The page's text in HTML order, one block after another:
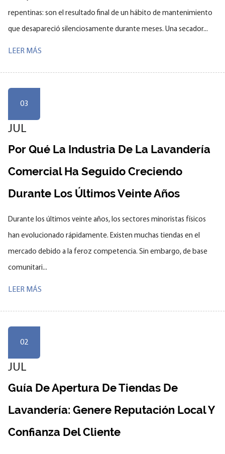
repentinas: son el resultado final de un hábito de mantenimiento
que desapareció silenciosamente durante meses. Una secador...
LEER MÁS
03
JUL
Por Qué La Industria De La Lavandería
Comercial Ha Seguido Creciendo
Durante Los Últimos Veinte Años
Durante los últimos veinte años, los sectores minoristas físicos
han evolucionado rápidamente. Existen muchas tiendas en el
mercado debido a la feroz competencia. Sin embargo, de base
comunitari...
LEER MÁS
02
JUL
Guía De Apertura De Tiendas De
Lavandería: Genere Reputación Local Y
Confianza Del Cliente